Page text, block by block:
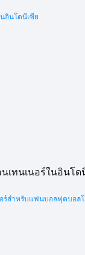
เทนเนอร์ในอินโด